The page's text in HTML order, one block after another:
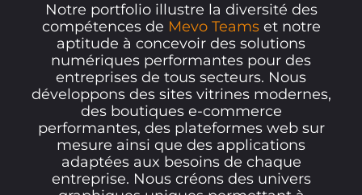
Notre portfolio illustre la diversité des
compétences de Mevo Teamset notre
aptitude à concevoir des solutions
numériques performantes pour des
entreprises de tous secteurs. Nous
développons des sites vitrines modernes,
des boutiques e-commerce
performantes, des plateformes web sur
mesure ainsi que des applications
adaptées aux besoins de chaque
entreprise. Nous créons des univers